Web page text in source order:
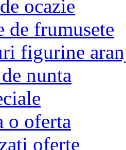
ocazie
de frumusete
figurine
nunta
o oferta
oferte